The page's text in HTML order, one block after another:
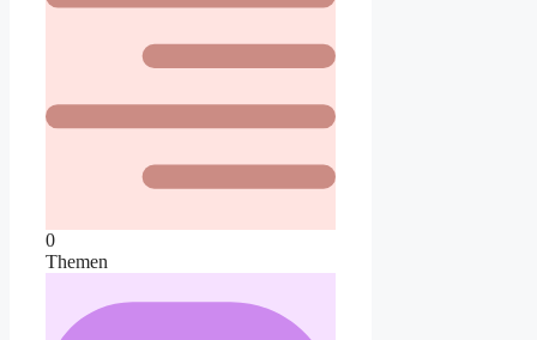
0
Themen